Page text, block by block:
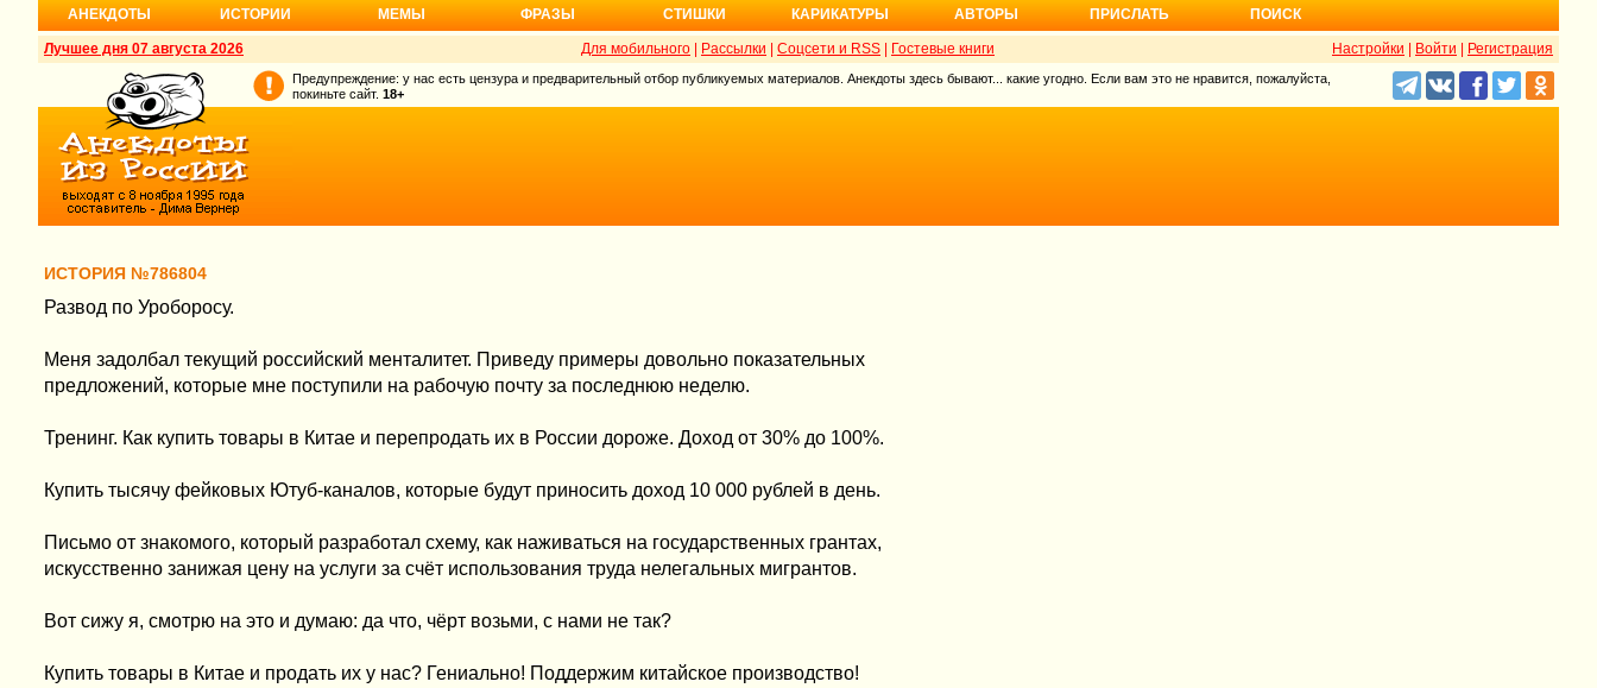
АНЕКДОТЫ ИСТОРИИ МЕМЫ ФРАЗЫ СТИШКИ КАРИКАТУРЫ АВТОРЫ ПРИСЛАТЬ ПОИСК
Лучшее дня 07 августа 2026 Настройки Войти Регистрация
Для мобильного Рассылки Соцсети и RSS Гостевые книги
Предупреждение: у нас есть цензура и предварительный отбор публикуемых материалов. Анекдоты здесь бывают... какие угодно. Если вам это не нравится, пожалуйста,
покиньте сайт. 18+
ИСТОРИЯ №786804
Развод по Уроборосу.
Меня задолбал текущий российский менталитет. Приведу примеры довольно показательных
предложений, которые мне поступили на рабочую почту за последнюю неделю.
Тренинг. Как купить товары в Китае и перепродать их в России дороже. Доход от 30% до 100%.
Купить тысячу фейковых Ютуб-каналов, которые будут приносить доход 10 000 рублей в день.
Письмо от знакомого, который разработал схему, как наживаться на государственных грантах,
искусственно занижая цену на услуги за счёт использования труда нелегальных мигрантов.
Вот сижу я, смотрю на это и думаю: да что, чёрт возьми, с нами не так?
Купить товары в Китае и продать их у нас? Гениально! Поддержим китайское производство!